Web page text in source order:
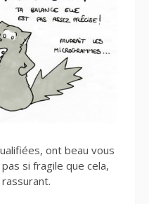
ont beau vous
si fragile que cela,